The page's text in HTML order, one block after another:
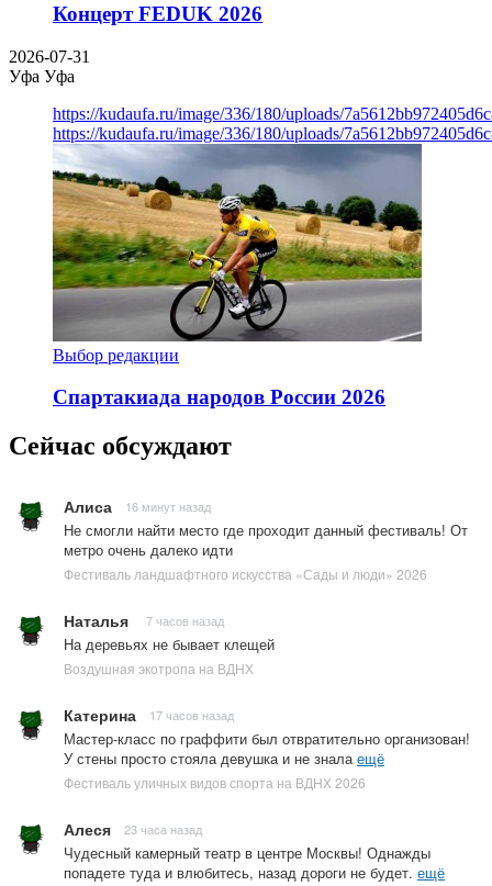
Концерт FEDUK 2026
2026-07-31
Уфа Уфа
https://kudaufa.ru/image/336/180/uploads/
https://kudaufa.ru/image/336/180/uploads/
Выбор редакции
Спартакиада народов России 2026
Сейчас обсуждают
Алиса 16 минут назад
Не смогли найти место где проходит данный фестиваль! От
метро очень далеко идти
Фестиваль ландшафтного искусства «Сады и люди» 2026
Наталья 7 часов назад
На деревьях не бывает клещей
Воздушная экотропа на ВДНХ
Катерина 17 часов назад
Мастер-класс по граффити был отвратительно организован!
У стены просто стояла девушка и не зналаещё
Фестиваль уличных видов спорта на ВДНХ 2026
Алеся 23 часа назад
Чудесный камерный театр в центре Москвы! Однажды
попадете туда и влюбитесь, назад дороги не будет. ещё